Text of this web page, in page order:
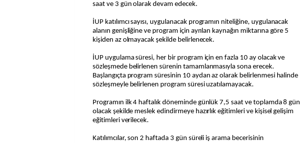
saat ve 3 gün olarak devam edecek.
İUP katılımcı sayısı, uygulanacak programın niteliğine, uygulanacak
alanın genişliğine ve program için ayrılan kaynağın miktarına göre 5
kişiden az olmayacak şekilde belirlenecek.
İUP uygulama süresi, her bir program için en fazla 10 ay olacak ve
sözleşmede belirlenen sürenin tamamlanmasıyla sona erecek.
Başlangıçta program süresinin 10 aydan az olarak belirlenmesi halinde
sözleşmeyle belirlenen program süresi uzatılamayacak.
Programın ilk 4 haftalık döneminde günlük 7,5 saat ve toplamda 8 gün
olacak şekilde meslek edindirmeye hazırlık eğitimleri ve kişisel gelişim
eğitimleri verilecek.
Katılımcılar, son 2 haftada 3 gün süreli iş arama becerisinin